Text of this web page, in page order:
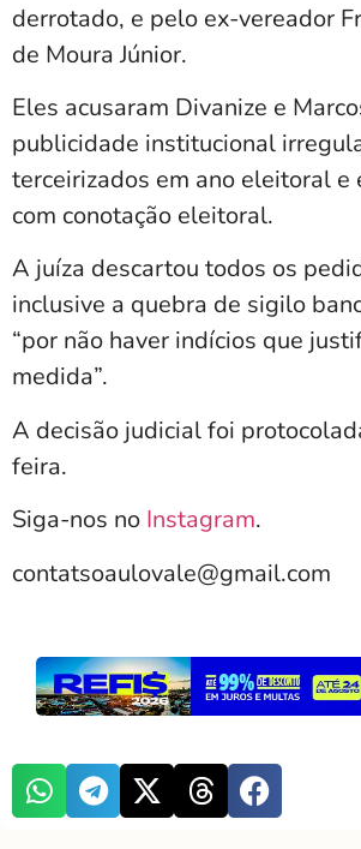
derrotado, e pelo ex-vereador
de Moura Júnior.
Eles acusaram Divanize e
publicidade institucional
terceirizados em ano eleitoral e
com conotação eleitoral.
A juíza descartou todos os
inclusive a quebra de sigilo
“por não haver indícios que
medida”.
A decisão judicial foi
feira.
Siga-nos no Instagram.
contatsoaulovale@gmail.com